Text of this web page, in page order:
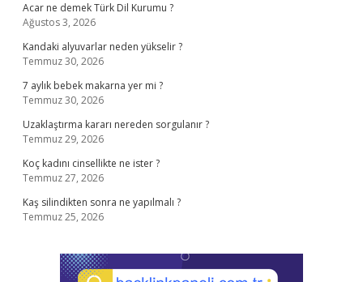
Acar ne demek Türk Dil Kurumu ?
Ağustos 3, 2026
Kandaki alyuvarlar neden yükselir ?
Temmuz 30, 2026
7 aylık bebek makarna yer mi ?
Temmuz 30, 2026
Uzaklaştırma kararı nereden sorgulanır ?
Temmuz 29, 2026
Koç kadını cinsellikte ne ister ?
Temmuz 27, 2026
Kaş silindikten sonra ne yapılmalı ?
Temmuz 25, 2026